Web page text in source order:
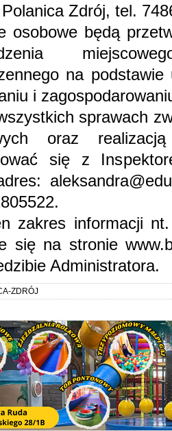
Zdrój, tel.
osobowe będą
na
i
sprawach
oraz
się z
zakres informacji
się na stronie
Administratora.
ZDRÓJ